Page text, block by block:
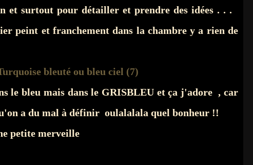
et surtout pour détailler et prendre des idées . . .
peint et franchement dans la chambre y a rien de
le bleu mais dans le GRISBLEU et ça j'adore , car
a du mal à définir oulalalala quel bonheur !!
petite merveille